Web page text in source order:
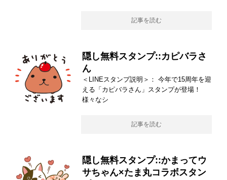
記事を読む
隠し無料スタンプ::カピバラさ
ん
＜LINEスタンプ説明＞： 今年で15周年を迎
える「カピバラさん」スタンプが登場！
様々なシ
記事を読む
隠し無料スタンプ::かまってウ
サちゃん×たま丸コラボスタン